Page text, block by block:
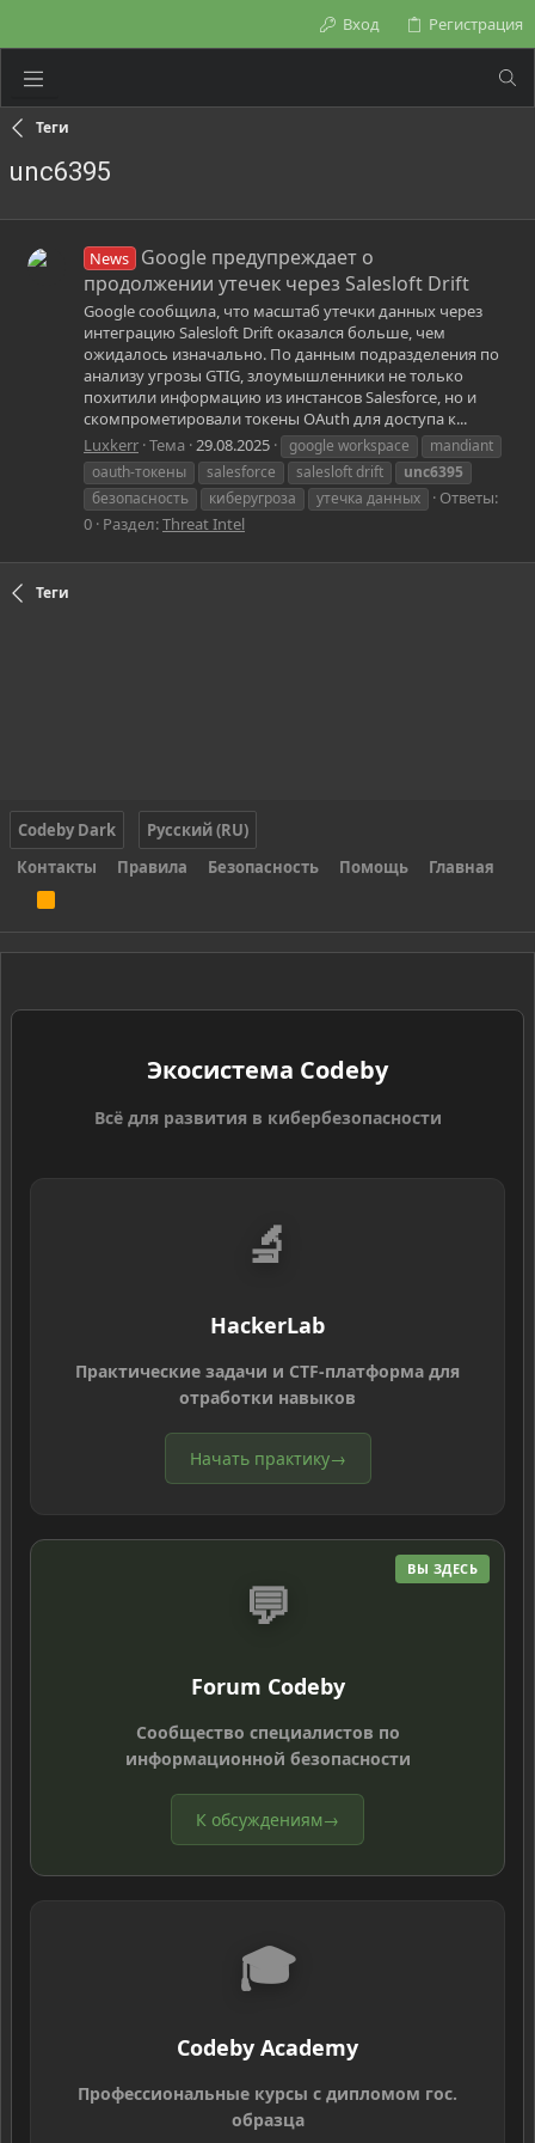
Вход Регистрация
Теги
unc6395
News
Google предупреждает о
продолжении утечек через Salesloft Drift
Google сообщила, что масштаб утечки данных через
интеграцию Salesloft Drift оказался больше, чем
ожидалось изначально. По данным подразделения по
анализу угрозы GTIG, злоумышленники не только
похитили информацию из инстансов Salesforce, но и
скомпрометировали токены OAuth для доступа к...
Luxkerr Тема 29.08.2025 google workspace
mandiant
oauth-токены
salesforce salesloft drift
unc6395
безопасность
киберугроза утечка данных
Ответы:
0 Раздел:Threat Intel
Теги
Codeby Dark
Русский (RU)
Контакты
Правила Безопасность Помощь Главная
S
Экосистема Codeby
Всё для развития в кибербезопасности
🔬
HackerLab
Практические задачи и CTF-платформа для
отработки навыков
Начать практику→
ВЫ ЗДЕСЬ
💬
Forum Codeby
Сообщество специалистов по
информационной безопасности
К обсуждениям→
🎓
Codeby Academy
Профессиональные курсы с дипломом гос.
образца